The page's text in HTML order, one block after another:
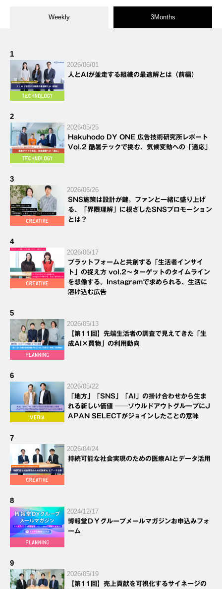
Weekly 3Months
1
2026/06/01
人とAIが並走する組織の最適解とは（前編）
2
2026/05/25
Hakuhodo DY ONE 広告技術研究所レポート
Vol.2 酷暑テックで挑む、気候変動への「適応」
3
2026/06/26
SNS施策は設計が鍵。ファンと一緒に盛り上げ
る、「界隈理解」に根ざしたSNSプロモーション
とは？
4
2026/06/17
プラットフォームと共創する「生活者インサイ
ト」の捉え方 vol.2～ターゲットのタイムライン
を想像する。Instagramで求められる、生活に
溶け込む広告
5
2026/05/13
【第11回】先端生活者の調査で見えてきた「生
成AI×買物」の利用動向
6
2026/05/22
「地方」「SNS」「AI」の掛け合わせから生ま
れる新しい価値 ──ソウルドアウトグループにJ
APAN SELECTがジョインしたことの意味
7
2026/04/24
持続可能な社会実現のための医療AIとデータ活用
8
2024/12/17
博報堂ＤＹグループメールマガジンお申込みフォ
ーム
9
2026/05/19
【第11回】売上貢献を可視化するサイネージの